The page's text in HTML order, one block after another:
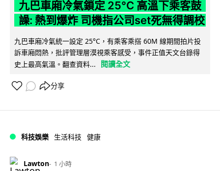
九巴車廂冷氣鎖定 25°C 高溫下乘客鼓
譟: 熱到爆炸 司機指公司set死無得調校
九巴車廂冷氣統一設定 25°C，有乘客乘搭 60M 線期間拍片投
訴車廂悶熱，批評管理層漠視乘客感受，事件正值天文台錄得
史上最高氣溫。翻查資料...
閱讀全文
分享
科技娛樂 生活科技 健康
Lawton 1 小時